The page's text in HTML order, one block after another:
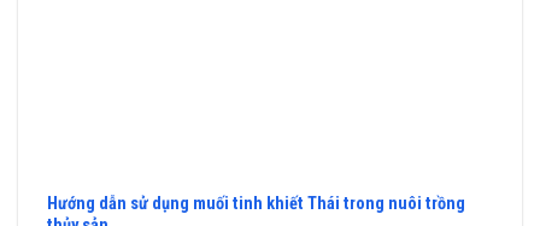
Hướng dẫn sử dụng muối tinh khiết Thái trong nuôi trồng